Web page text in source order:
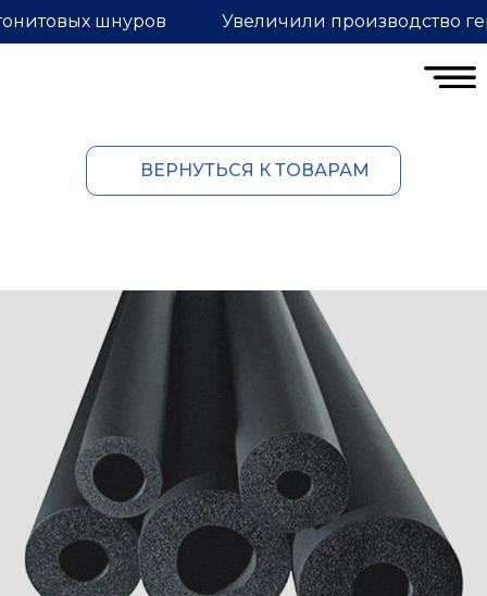
Увеличили производство
шнуров
ВЕРНУТЬСЯ К ТОВАРАМ